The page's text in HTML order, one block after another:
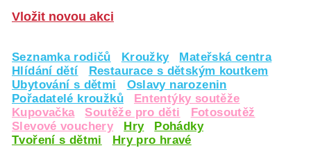
Vložit novou akci
Seznamka rodičů Kroužky
Mateřská centra
Hlídání dětí
Restaurace s dětským koutkem
Ubytování s dětmi
Oslavy narozenin
Pořadatelé kroužků
Ententýky soutěže
Kupovačka
Soutěže pro děti
Fotosoutěž
Slevové vouchery
Hry
Pohádky
Tvoření s dětmi
Hry pro hravé